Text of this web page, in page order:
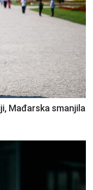
Mađarska smanjila